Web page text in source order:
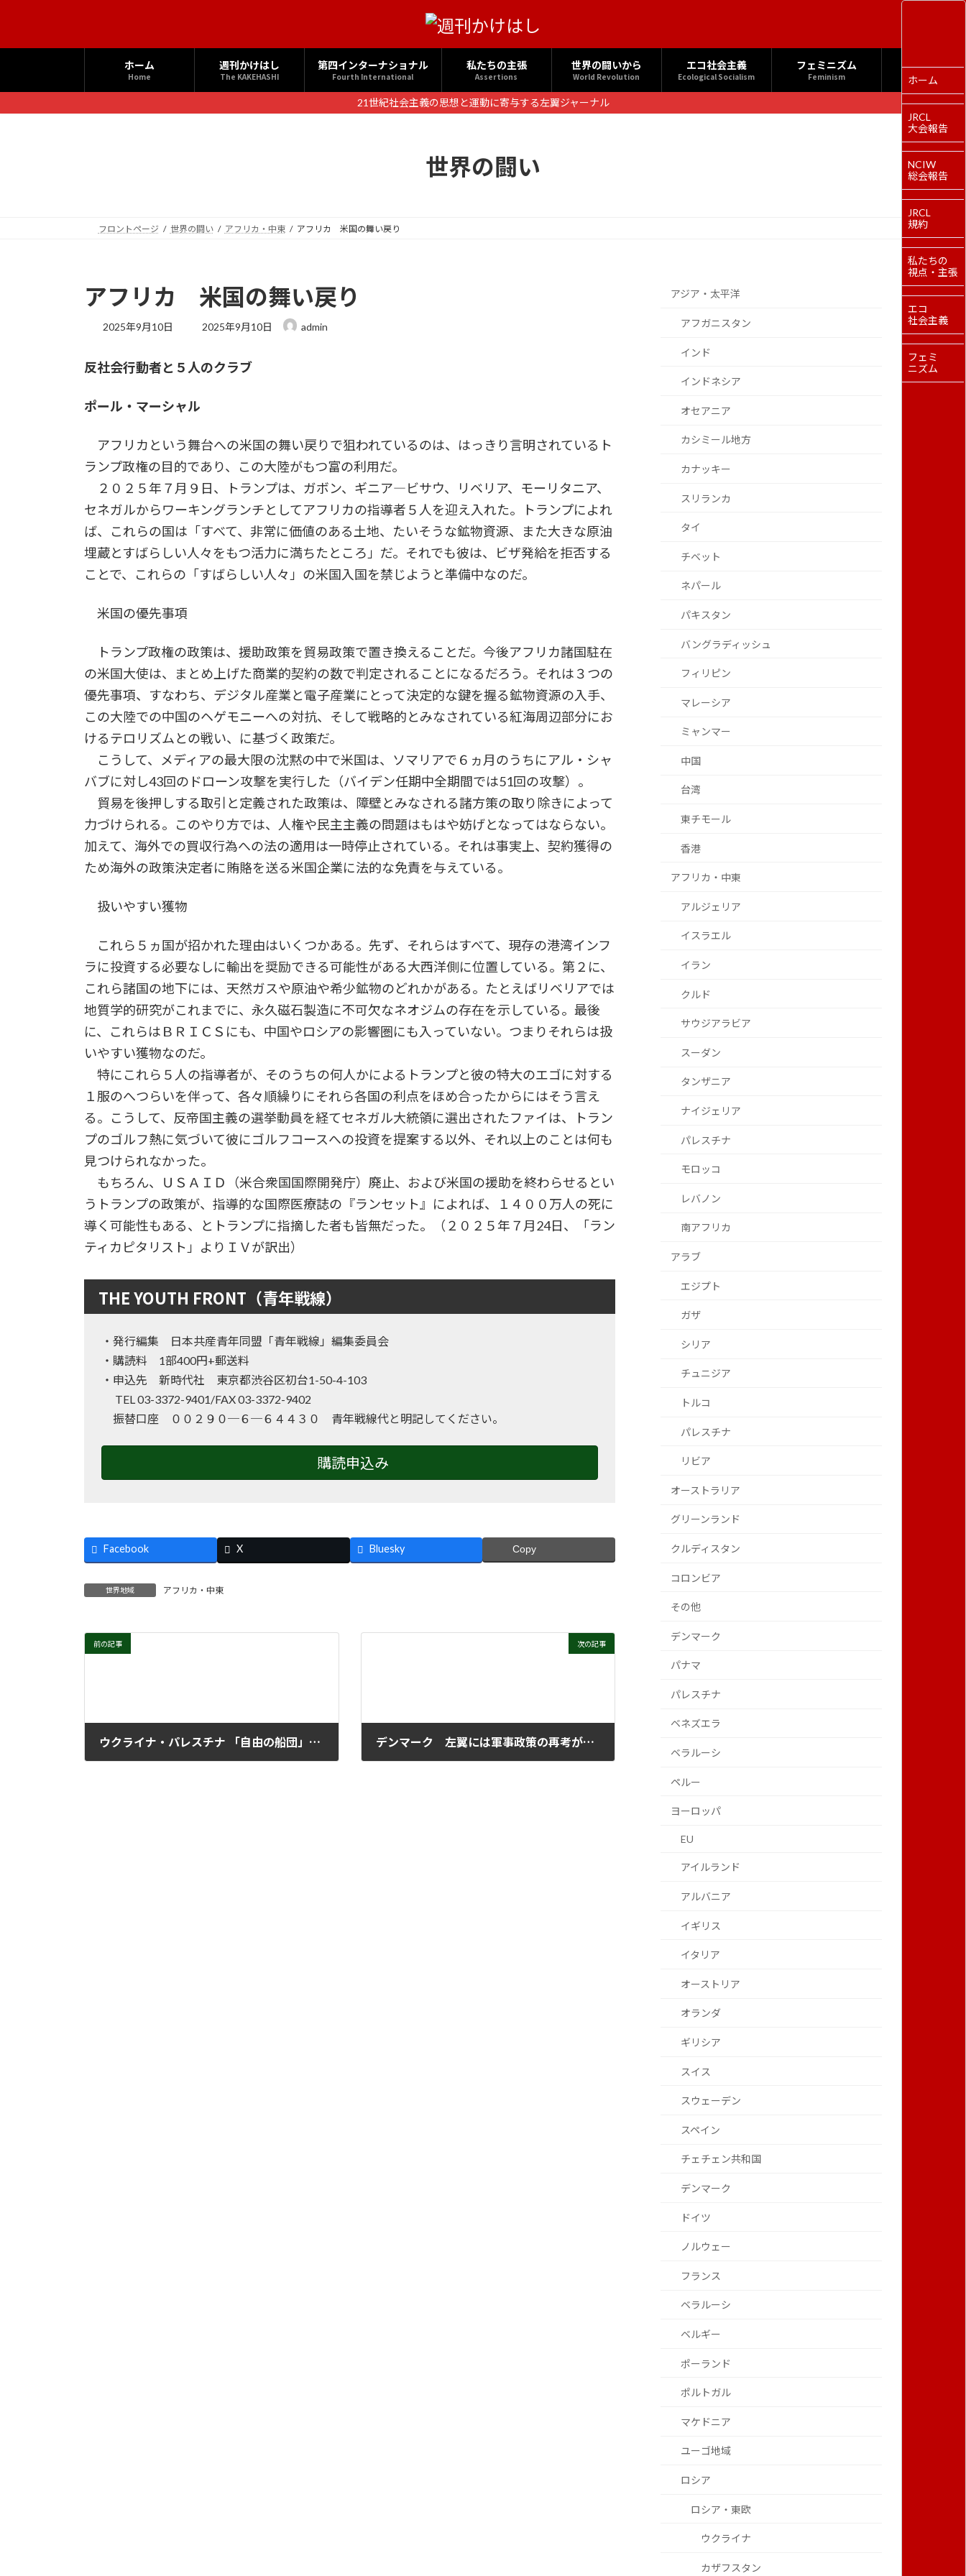
へ
ス
ョ
ン
ホーム
Home
週刊かけはし
The KAKEHASHI
第四インターナショナル
Fourth International
私たちの主張
Assertions
世界の闘いから
World Revolution
エコ社会主義
Ecological Socialism
フェミニズム
Feminism
21世紀社会主義の思想と運動に寄与する左翼ジャーナル
世界の闘い
フロントページ 世界の闘い アフリカ・中東 アフリカ 米国の舞い戻り
アフリカ 米国の舞い戻り
2025年9月10日
最
新
2025年9月10日 admin
反社会行動者と５人のクラブ
ポール・マーシャル
アフリカという舞台への米国の舞い戻りで狙われているのは、はっきり言明されているト
ランプ政権の目的であり、この大陸がもつ富の利用だ。
２０２５年７月９日、トランプは、ガボン、ギニア―ビサウ、リベリア、モーリタニア、
セネガルからワーキングランチとしてアフリカの指導者５人を迎え入れた。トランプによれ
ば、これらの国は「すべて、非常に価値のある土地、たいそうな鉱物資源、また大きな原油
埋蔵とすばらしい人々をもつ活力に満ちたところ」だ。それでも彼は、ビザ発給を拒否する
ことで、これらの「すばらしい人々」の米国入国を禁じようと準備中なのだ。
米国の優先事項
トランプ政権の政策は、援助政策を貿易政策で置き換えることだ。今後アフリカ諸国駐在
の米国大使は、まとめ上げた商業的契約の数で判定されることになるだろう。それは３つの
優先事項、すなわち、デジタル産業と電子産業にとって決定的な鍵を握る鉱物資源の入手、
この大陸での中国のヘゲモニーへの対抗、そして戦略的とみなされている紅海周辺部分にお
けるテロリズムとの戦い、に基づく政策だ。
こうして、メディアの最大限の沈黙の中で米国は、ソマリアで６ヵ月のうちにアル・シャ
バブに対し43回のドローン攻撃を実行した（バイデン任期中全期間では51回の攻撃）。
貿易を後押しする取引と定義された政策は、障壁とみなされる諸方策の取り除きによって
力づけられる。このやり方では、人権や民主主義の問題はもはや妨げとなってはならない。
加えて、海外での買収行為への法の適用は一時停止されている。それは事実上、契約獲得の
ため海外の政策決定者に賄賂を送る米国企業に法的な免責を与えている。
扱いやすい獲物
これら５ヵ国が招かれた理由はいくつかある。先ず、それらはすべて、現存の港湾インフ
ラに投資する必要なしに輸出を奨励できる可能性がある大西洋側に位置している。第２に、
これら諸国の地下には、天然ガスや原油や希少鉱物のどれかがある。たとえばリベリアでは
地質学的研究がこれまでに、永久磁石製造に不可欠なネオジムの存在を示している。最後
に、これらはＢＲＩＣＳにも、中国やロシアの影響圏にも入っていない。つまりそれらは扱
いやすい獲物なのだ。
特にこれら５人の指導者が、そのうちの何人かによるトランプと彼の特大のエゴに対する
１服のへつらいを伴って、各々順繰りにそれら各国の利点をほめ合ったからにはそう言え
る。こうして、反帝国主義の選挙動員を経てセネガル大統領に選出されたファイは、トラン
プのゴルフ熱に気づいて彼にゴルフコースへの投資を提案する以外、それ以上のことは何も
見つけられなかった。
もちろん、ＵＳＡＩＤ（米合衆国国際開発庁）廃止、および米国の援助を終わらせるとい
うトランプの政策が、指導的な国際医療誌の『ランセット』によれば、１４００万人の死に
導く可能性もある、とトランプに指摘した者も皆無だった。（２０２５年７月24日、「ラン
ティカピタリスト」よりＩＶが訳出）
THE YOUTH FRONT（青年戦線）
・発行編集 日本共産青年同盟「青年戦線」編集委員会
・購読料 1部400円+郵送料
・申込先 新時代社 東京都渋谷区初台1-50-4-103
TEL 03-3372-9401/FAX 03-3372-9402
振替口座 ００２９０─６─６４４３０ 青年戦線代と明記してください。
購読申込み
Facebook X Bluesky Copy
世界地域 アフリカ・中東
前の記事
ウクライナ・パレスチナ 「自由の船団」に連帯送る
次の記事
デンマーク 左翼には軍事政策の再考が必要
アジア・太平洋
アフガニスタン
インド
インドネシア
オセアニア
カシミール地方
カナッキー
スリランカ
タイ
チベット
ネパール
パキスタン
バングラディッシュ
フィリピン
マレーシア
ミャンマー
中国
台湾
東チモール
香港
アフリカ・中東
アルジェリア
イスラエル
イラン
クルド
サウジアラビア
スーダン
タンザニア
ナイジェリア
パレスチナ
モロッコ
レバノン
南アフリカ
アラブ
エジプト
ガザ
シリア
チュニジア
トルコ
パレスチナ
リビア
オーストラリア
グリーンランド
クルディスタン
コロンビア
その他
デンマーク
パナマ
パレスチナ
ベネズエラ
ベラルーシ
ペルー
ヨーロッパ
EU
アイルランド
アルバニア
イギリス
イタリア
オーストリア
オランダ
ギリシア
スイス
スウェーデン
スペイン
チェチェン共和国
デンマーク
ドイツ
ノルウェー
フランス
ベラルーシ
ベルギー
ポーランド
ポルトガル
マケドニア
ユーゴ地域
ロシア
ロシア・東欧
ウクライナ
カザフスタン
ホーム
JRCL
大会報告
NCIW
総会報告
JRCL
規約
私たちの
視点・主張
エコ
社会主義
フェミ
ニズム